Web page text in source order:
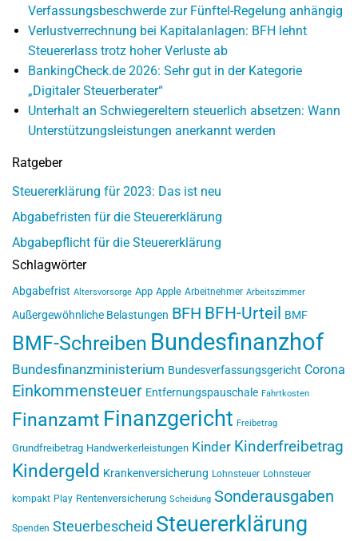
Verfassungsbeschwerde zur Fünftel-Regelung anhängig
Verlustverrechnung bei Kapitalanlagen: BFH lehnt
Steuererlass trotz hoher Verluste ab
BankingCheck.de 2026: Sehr gut in der Kategorie
„Digitaler Steuerberater“
Unterhalt an Schwiegereltern steuerlich absetzen: Wann
Unterstützungsleistungen anerkannt werden
Ratgeber
Steuererklärung für 2023: Das ist neu
Abgabefristen für die Steuererklärung
Abgabepflicht für die Steuererklärung
Schlagwörter
Abgabefrist Altersvorsorge App Apple Arbeitnehmer Arbeitszimmer
Außergewöhnliche Belastungen BFH BFH-Urteil BMF
BMF-Schreiben Bundesfinanzhof
Bundesfinanzministerium Bundesverfassungsgericht Corona
Einkommensteuer Entfernungspauschale Fahrtkosten
Finanzamt Finanzgericht Freibetrag
Grundfreibetrag Handwerkerleistungen Kinder Kinderfreibetrag
Kindergeld Krankenversicherung Lohnsteuer Lohnsteuer
kompakt Play Rentenversicherung Scheidung Sonderausgaben
Spenden Steuerbescheid Steuererklärung